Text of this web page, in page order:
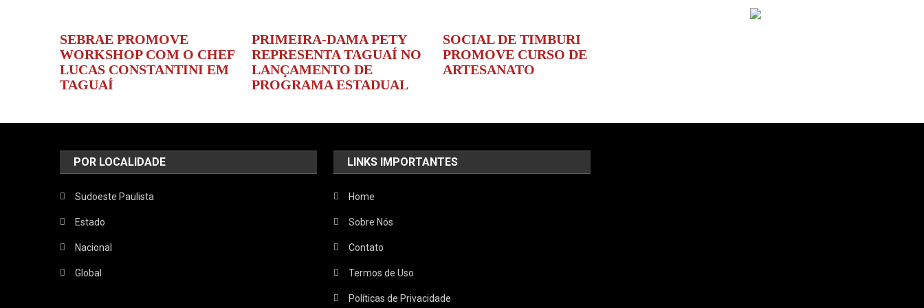
SEBRAE PROMOVE
WORKSHOP COM O CHEF
LUCAS CONSTANTINI EM
TAGUAÍ
PRIMEIRA-DAMA PETY
REPRESENTA TAGUAÍ NO
LANÇAMENTO DE
PROGRAMA ESTADUAL
SOCIAL DE TIMBURI
PROMOVE CURSO DE
ARTESANATO
POR LOCALIDADE
Sudoeste Paulista
Estado
Nacional
Global
LINKS IMPORTANTES
Home
Sobre Nós
Contato
Termos de Uso
Políticas de Privacidade